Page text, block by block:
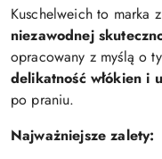
Kuschelweich to marka
niezawodnej
opracowany z myślą o
delikatność włókien i
po praniu.
Najważniejsze zalety: